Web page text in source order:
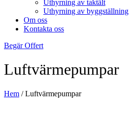
Uthyrning av taktält
Uthyrning av byggställning
Om oss
Kontakta oss
Begär Offert
Luftvärmepumpar
Hem /Luftvärmepumpar